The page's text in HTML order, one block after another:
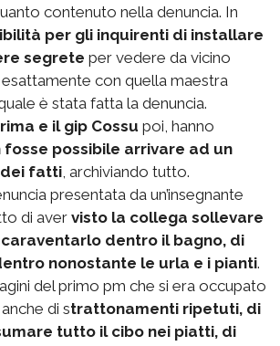
contenuto nella denuncia. In
per gli inquirenti di installare
segrete per vedere da vicino
con quella maestra
è stata fatta la denuncia.
e il gip Cossu poi, hanno
fosse possibile arrivare ad un
fatti, archiviando tutto.
presentata da un’insegnante
di aver visto la collega sollevare
dentro il bagno, di
nonostante le urla e i pianti.
del primo pm che si era occupato
di strattonamenti ripetuti, di
tutto il cibo nei piatti, di